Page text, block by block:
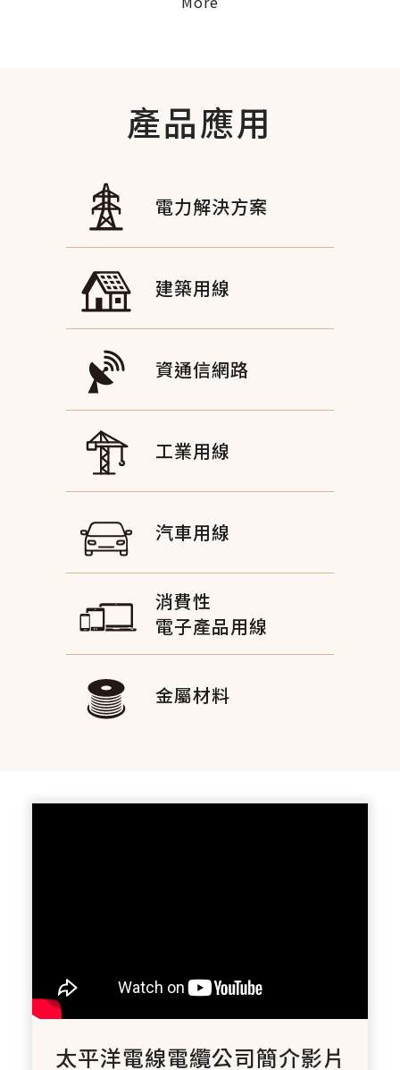
產品應用
電力解決方案
建築用線
資通信網路
工業用線
汽車用線
消費性
電子產品用線
金屬材料
太平洋電線電纜公司簡介影片